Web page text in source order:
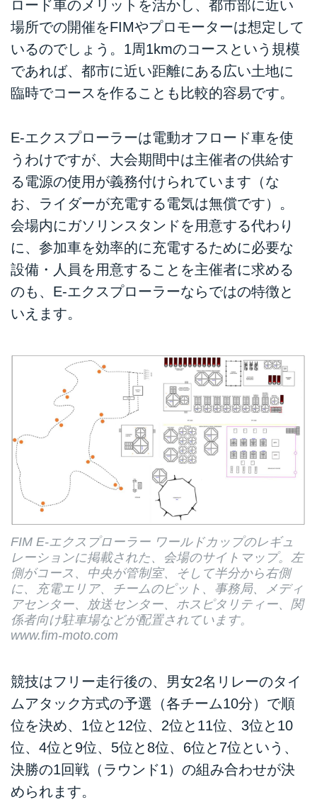
ロード車のメリットを活かし、都市部に近い
場所での開催をFIMやプロモーターは想定して
いるのでしょう。1周1kmのコースという規模
であれば、都市に近い距離にある広い土地に
臨時でコースを作ることも比較的容易です。
E-エクスプローラーは電動オフロード車を使
うわけですが、大会期間中は主催者の供給す
る電源の使用が義務付けられています（な
お、ライダーが充電する電気は無償です）。
会場内にガソリンスタンドを用意する代わり
に、参加車を効率的に充電するために必要な
設備・人員を用意することを主催者に求める
のも、E-エクスプローラーならではの特徴と
いえます。
FIM E-エクスプローラー ワールドカップのレギュ
レーションに掲載された、会場のサイトマップ。左
側がコース、中央が管制室、そして半分から右側
に、充電エリア、チームのピット、事務局、メディ
アセンター、放送センター、ホスピタリティー、関
係者向け駐車場などが配置されています。
www.fim-moto.com
競技はフリー走行後の、男女2名リレーのタイ
ムアタック方式の予選（各チーム10分）で順
位を決め、1位と12位、2位と11位、3位と10
位、4位と9位、5位と8位、6位と7位という、
決勝の1回戦（ラウンド1）の組み合わせが決
められます。